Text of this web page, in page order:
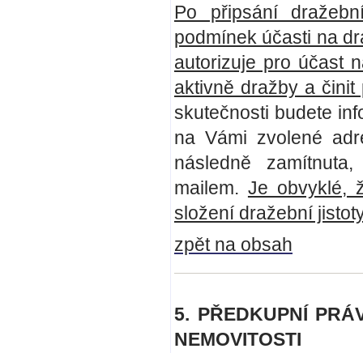
Po připsání
podmínek účasti na
autorizuje pro účast
aktivně dražby a
skutečnosti budete
na Vámi zvolené
následně
mailem. Je obvyklé,
složení dražební
zpět na obsah
5. PŘEDKUPNÍ
NEMOVITOSTI